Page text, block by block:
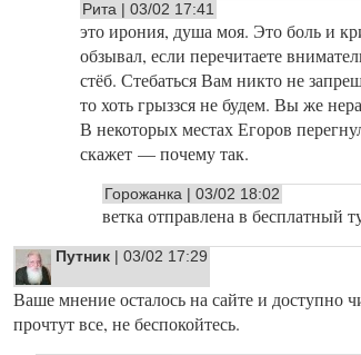
Рита | 03/02 17:41
это ирония, душа моя. Это боль и
обзывал, если перечитаете
стёб. Стебаться Вам никто не
то хоть грыззся не будем. Вы же
В некоторых местах Егоров
скажет — почему так.
Горожанка | 03/02 18:02
ветка отправлена в бесплатный
Путник | 03/02 17:29
Ваше мнение осталось на сайте и доступно
прочтут все, не беспокойтесь.